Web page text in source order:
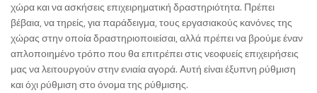
χώρα και να ασκήσεις επιχειρηματική δραστηριότητα. Πρέπει
βέβαια, να τηρείς, για παράδειγμα, τους εργασιακούς κανόνες της
χώρας στην οποία δραστηριοποιείσαι, αλλά πρέπει να βρούμε έναν
απλοποιημένο τρόπο που θα επιτρέπει στις νεοφυείς επιχειρήσεις
μας να λειτουργούν στην ενιαία αγορά. Αυτή είναι έξυπνη ρύθμιση
και όχι ρύθμιση στο όνομα της ρύθμισης.